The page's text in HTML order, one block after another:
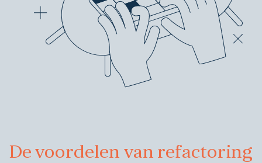
De voordelen van refactoring